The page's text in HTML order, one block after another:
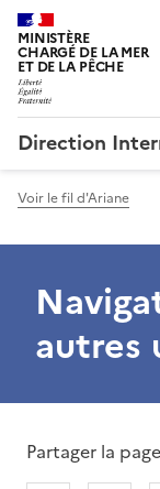
MINISTÈRE
CHARGÉ DE LA MER
ET DE LA PÊCHE
Direction
Voir le fil d'Ariane
autres
Partager la page